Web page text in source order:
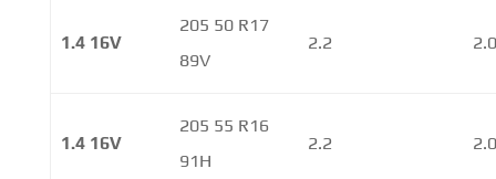
1.4 16V
205 50 R17
89V
2.2
1.4 16V
205 55 R16
91H
2.2